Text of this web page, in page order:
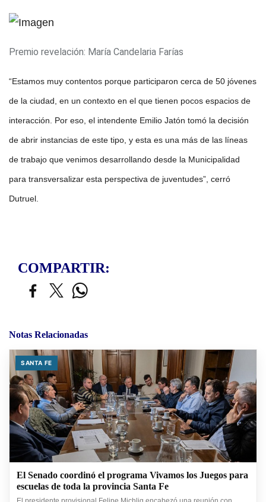
Premio revelación: María Candelaria Farías
“Estamos muy contentos porque participaron cerca de 50 jóvenes
de la ciudad, en un contexto en el que tienen pocos espacios de
interacción. Por eso, el intendente Emilio Jatón tomó la decisión
de abrir instancias de este tipo, y esta es una más de las líneas
de trabajo que venimos desarrollando desde la Municipalidad
para transversalizar esta perspectiva de juventudes”, cerró
Dutruel.
COMPARTIR:
Notas Relacionadas
SANTA FE
El Senado coordinó el programa Vivamos los Juegos para
escuelas de toda la provincia Santa Fe